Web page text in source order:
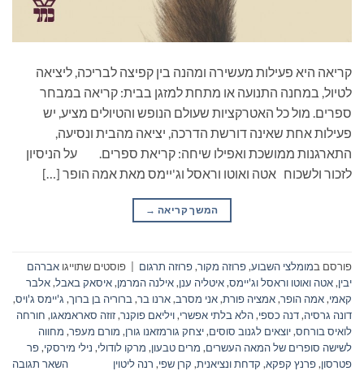
קריאה היא פעילות מעשירה ומהנה בין קפיצה לבריכה, ליציאה
לטיול, במחנה התנועה או מתחת למזגן בבית: קריאה במבחר
ספרים. מול כל האטרקציות שעולם הנופש והטיולים מציע, יש
פעילות אחת שאינה דורשת הדרכה, יציאה מהבית ונסיעה,
התארגנות ממושכת ואפילו שיחה: קריאת ספרים. על הניסיון
לזכור ולשכוח אטה ואוטו וראסל וג'יימס מאת אמה הופר […]
המשך קריאה →
פורסם במומלצי השבוע,פרוזה מקור,פרוזה תרגום פוסטים שתוייגו אברהם
יבין,אטה ואוטו וראסל וג'יימס,איטליה ענן,אילנה המרמן,איסאק באבל,אלבר
קאמי,אמה הופר,אמציה פורת,אני מסרב,ארנו בר, ברוריה בן ברוך, ג'יימס ג'ויס,
דונה גרסיה,דנה כספי,הלא בלתי אפשרי,ויליאם פוקנר,זוזה סאראמאגו, חורחה
לואיס בורחס,יוצאים לגנוב סוסים,יצחק גורמזאנו גורן, מורם מעפר, מחווה
לשישה סופרים של המאה העשרים, מרים טבעון, מרקו לודולי, נילי מירסקי,פר
פטרסון,פרנץ קפקא, קדחת ונציאנית, קרן שפי, רנה ליטוין השאר תגובה